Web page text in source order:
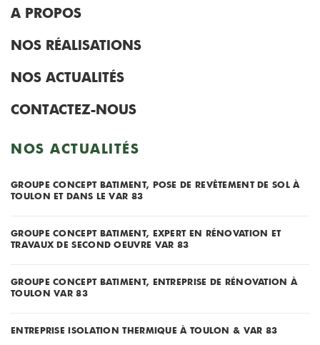
A PROPOS
NOS RÉALISATIONS
NOS ACTUALITÉS
CONTACTEZ-NOUS
NOS ACTUALITÉS
GROUPE CONCEPT BATIMENT, POSE DE REVÊTEMENT DE SOL À
TOULON ET DANS LE VAR 83
GROUPE CONCEPT BATIMENT, EXPERT EN RÉNOVATION ET
TRAVAUX DE SECOND OEUVRE VAR 83
GROUPE CONCEPT BATIMENT, ENTREPRISE DE RÉNOVATION À
TOULON VAR 83
ENTREPRISE ISOLATION THERMIQUE À TOULON & VAR 83